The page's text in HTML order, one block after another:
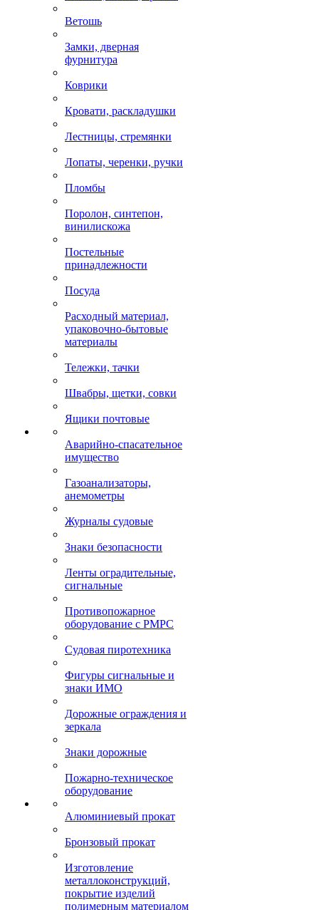
Ветошь
Замки, дверная
фурнитура
Коврики
Кровати, раскладушки
Лестницы, стремянки
Лопаты, черенки, ручки
Пломбы
Поролон, синтепон,
винилискожа
Постельные
принадлежности
Посуда
Расходный материал,
упаковочно-бытовые
материалы
Тележки, тачки
Швабры, щетки, совки
Ящики почтовые
Аварийно-спасательное
имущество
Газоанализаторы,
анемометры
Журналы судовые
Знаки безопасности
Ленты оградительные,
сигнальные
Противопожарное
оборудование с РМРС
Судовая пиротехника
Фигуры сигнальные и
знаки ИМО
Дорожные ограждения и
зеркала
Знаки дорожные
Пожарно-техническое
оборудование
Алюминиевый прокат
Бронзовый прокат
Изготовление
металлоконструкций,
покрытие изделий
полимерным материалом